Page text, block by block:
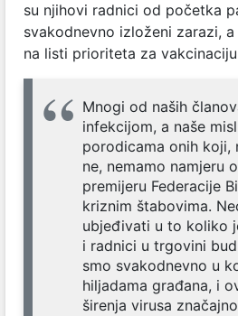
su njihovi radnici od početka
svakodnevno izloženi zarazi,
na listi prioriteta za
Mnogi od naših
infekcijom, a naše
porodicama onih koji,
ne, nemamo namjeru
premijeru Federacije
kriznim štabovima.
ubjeđivati u to koliko
i radnici u trgovini
smo svakodnevno u
hiljadama građana, i
širenja virusa